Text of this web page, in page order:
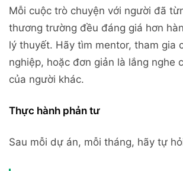
Mỗi cuộc trò chuyện với người đã
thương trường đều đáng giá hơn
lý thuyết. Hãy tìm mentor, tham gia
nghiệp, hoặc đơn giản là lắng nghe
của người khác.
Thực hành phản tư
Sau mỗi dự án, mỗi tháng, hãy tự